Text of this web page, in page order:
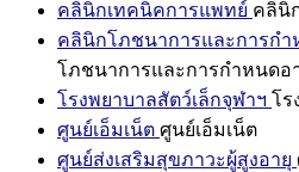
คลินิกเทคนิคการแพทย์ คลินิ
คลินิกโภชนาการและการกำ
โภชนาการและการกำหนดอ
โรงพยาบาลสัตว์เล็กจุฬาฯ โร
ศูนย์เอ็มเน็ต ศูนย์เอ็มเน็ต
ศูนย์ส่งเสริมสุขภาวะผู้สูงอายุ